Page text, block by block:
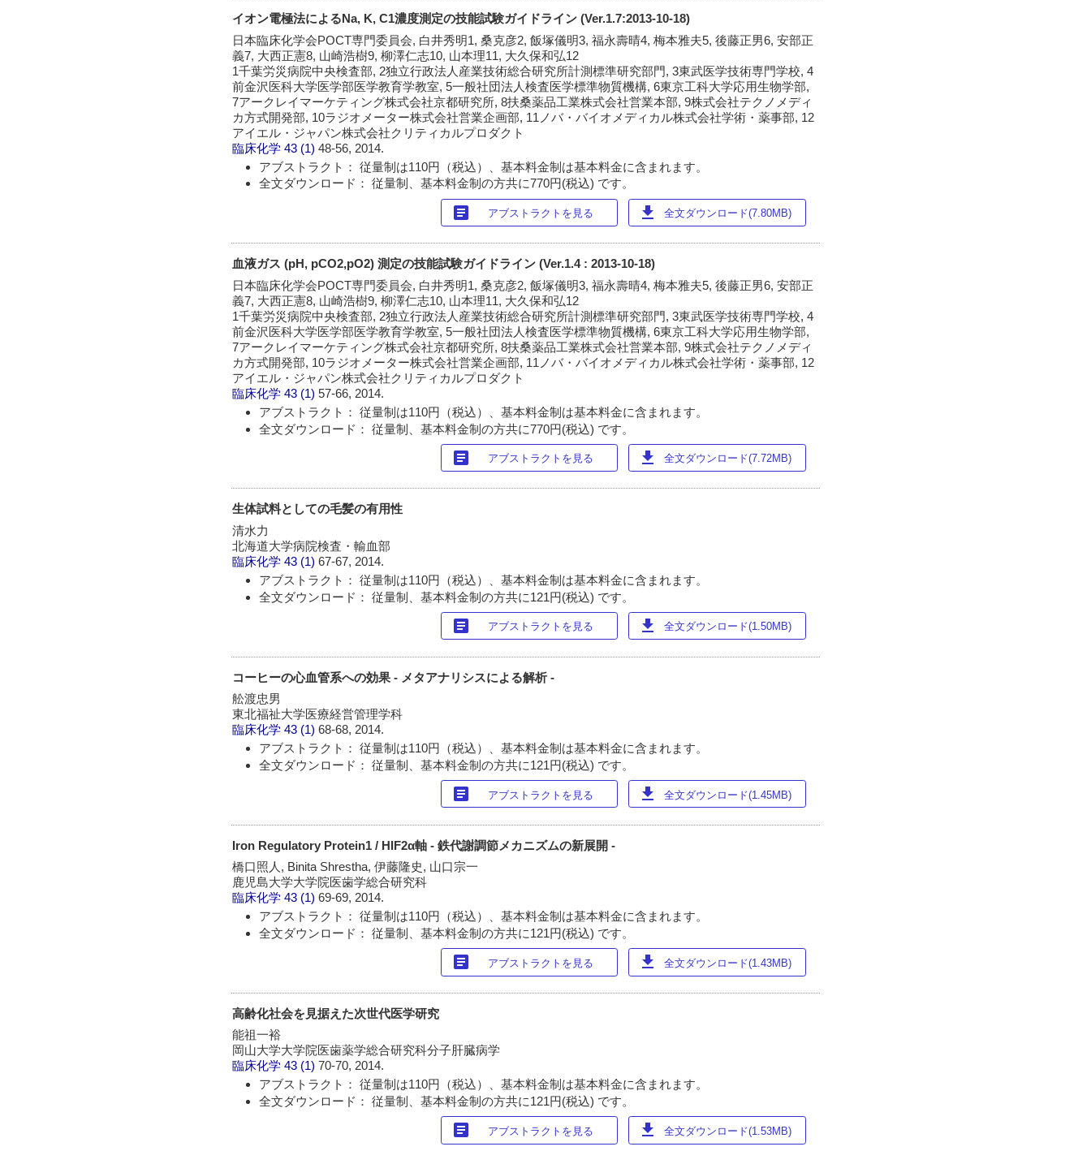
イオン電極法によるNa, K, C1濃度測定の技能試験ガイドライン (Ver.1.7:2013-10-18)
日本臨床化学会POCT専門委員会, 白井秀明1, 桑克彦2, 飯塚儀明3, 福永壽晴4, 梅本雅夫5, 後藤正男6, 安部正
義7, 大西正憲8, 山崎浩樹9, 柳澤仁志10, 山本理11, 大久保和弘12
1千葉労災病院中央検査部, 2独立行政法人産業技術総合研究所計測標準研究部門, 3東武医学技術専門学校, 4
前金沢医科大学医学部医学教育学教室, 5一般社団法人検査医学標準物質機構, 6東京工科大学応用生物学部,
7アークレイマーケティング株式会社京都研究所, 8扶桑薬品工業株式会社営業本部, 9株式会社テクノメディ
カ方式開発部, 10ラジオメーター株式会社営業企画部, 11ノバ・バイオメディカル株式会社学術・薬事部, 12
アイエル・ジャパン株式会社クリティカルプロダクト
臨床化学 43 (1)48-56, 2014.
アブストラクト： 従量制は110円（税込）、基本料金制は基本料金に含まれます。
全文ダウンロード： 従量制、基本料金制の方共に770円(税込) です。
article アブストラクトを見る download 全文ダウンロード(7.80MB)
血液ガス (pH, pCO2,pO2) 測定の技能試験ガイドライン (Ver.1.4 : 2013-10-18)
日本臨床化学会POCT専門委員会, 白井秀明1, 桑克彦2, 飯塚儀明3, 福永壽晴4, 梅本雅夫5, 後藤正男6, 安部正
義7, 大西正憲8, 山崎浩樹9, 柳澤仁志10, 山本理11, 大久保和弘12
1千葉労災病院中央検査部, 2独立行政法人産業技術総合研究所計測標準研究部門, 3東武医学技術専門学校, 4
前金沢医科大学医学部医学教育学教室, 5一般社団法人検査医学標準物質機構, 6東京工科大学応用生物学部,
7アークレイマーケティング株式会社京都研究所, 8扶桑薬品工業株式会社営業本部, 9株式会社テクノメディ
カ方式開発部, 10ラジオメーター株式会社営業企画部, 11ノバ・バイオメディカル株式会社学術・薬事部, 12
アイエル・ジャパン株式会社クリティカルプロダクト
臨床化学 43 (1)57-66, 2014.
アブストラクト： 従量制は110円（税込）、基本料金制は基本料金に含まれます。
全文ダウンロード： 従量制、基本料金制の方共に770円(税込) です。
article アブストラクトを見る download 全文ダウンロード(7.72MB)
生体試料としての毛髪の有用性
清水力
北海道大学病院検査・輸血部
臨床化学 43 (1)67-67, 2014.
アブストラクト： 従量制は110円（税込）、基本料金制は基本料金に含まれます。
全文ダウンロード： 従量制、基本料金制の方共に121円(税込) です。
article アブストラクトを見る download 全文ダウンロード(1.50MB)
コーヒーの心血管系への効果 - メタアナリシスによる解析 -
舩渡忠男
東北福祉大学医療経営管理学科
臨床化学 43 (1)68-68, 2014.
アブストラクト： 従量制は110円（税込）、基本料金制は基本料金に含まれます。
全文ダウンロード： 従量制、基本料金制の方共に121円(税込) です。
article アブストラクトを見る download 全文ダウンロード(1.45MB)
Iron Regulatory Protein1 / HIF2α軸 - 鉄代謝調節メカニズムの新展開 -
橋口照人, Binita Shrestha, 伊藤隆史, 山口宗一
鹿児島大学大学院医歯学総合研究科
臨床化学 43 (1)69-69, 2014.
アブストラクト： 従量制は110円（税込）、基本料金制は基本料金に含まれます。
全文ダウンロード： 従量制、基本料金制の方共に121円(税込) です。
article アブストラクトを見る download 全文ダウンロード(1.43MB)
高齢化社会を見据えた次世代医学研究
能祖一裕
岡山大学大学院医歯薬学総合研究科分子肝臓病学
臨床化学 43 (1)70-70, 2014.
アブストラクト： 従量制は110円（税込）、基本料金制は基本料金に含まれます。
全文ダウンロード： 従量制、基本料金制の方共に121円(税込) です。
article アブストラクトを見る download 全文ダウンロード(1.53MB)